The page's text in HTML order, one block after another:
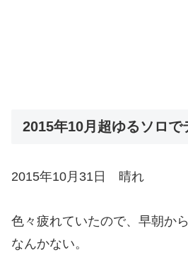
2015年10月超ゆるソロで
2015年10月31日 晴れ
色々疲れていたので、早朝か
なんかない。